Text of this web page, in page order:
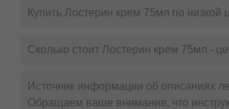
Обладает свойствами эмолента –
Таким образом, компоненты,
сухость, шелушение и раздражение
Купить Лостерин крем 75мл по низкой
Сколько стоит Лостерин крем 75мл -
Источник информации об описаниях
Обращаем ваше внимание, что